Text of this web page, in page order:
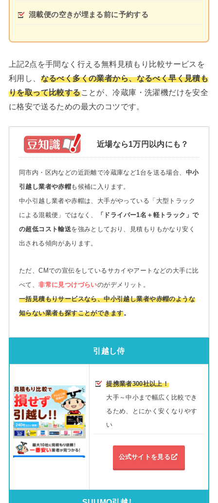
混載便の空きが埋まる前に予約する
上記2点を手間なく行える無料見積もり比較サービスを
利用し、 なるべく多くの業者から、なるべく早く見積も
りを取って比較することが、冷蔵庫・洗濯機だけを安全
に格安で送るための最大のコツです。
近場なら1万円以内にも？
同市内・区内などの近距離で冷蔵庫など1台を送る場合、 中小
引越し業者や赤帽も候補に入ります。
中小引越し業者や赤帽は、大手がやっている「大型トラック
による混載便」ではなく、
「ドライバー1名＋軽トラック」で
の超低コスト輸送を強みとしており、見積もりもかなり安く
出される傾向があります。
ただ、CMでの宣伝をしているサカイやアートなどの大手に比
べて、非常に見つけづらいのがデメリット。
一括見積もりサービスなら、中小引越し業者や赤帽のような
知らない業者も探すことができます。
引越し侍
提携業者300社以上！
大手～中小まで幅広く比較でき
るため、とにかく安くなりやす
い
公式サイトを見る